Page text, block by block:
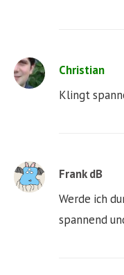
Christian
Klingt
Frank dB
Werde ich
spannend